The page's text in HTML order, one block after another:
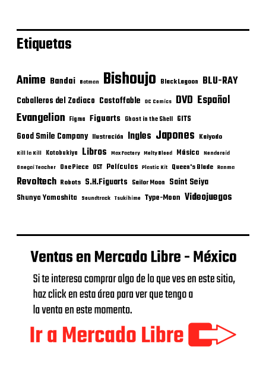
Etiquetas
Anime Bandai Batman Bishoujo Black Lagoon BLU-RAY
Caballeros del Zodiaco Castoffable DC Comics DVD Español
Evangelion Figma Figuarts Ghost in the Shell GITS
Good Smile Company Ilustración Ingles Japones Kaiyodo
Kill la Kill Kotobukiya Libros Max Factory Melty Blood Música Nendoroid
Onegai Teacher One Piece OST Películas Plastic Kit Queen's Blade Ranma
Revoltech Robots S.H.Figuarts Sailor Moon Saint Seiya
Shunya Yamashita Soundtrack Tsukihime Type-Moon Videojuegos